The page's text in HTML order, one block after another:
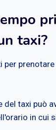
taxi?
per
del taxi può
in cui